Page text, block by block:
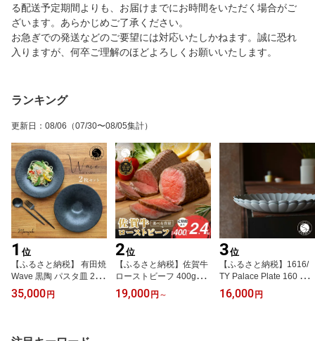
る配送予定期間よりも、お届けまでにお時間をいただく場合がご
ざいます。あらかじめご了承ください。
お急ぎでの発送などのご要望には対応いたしかねます。誠に恐れ
入りますが、何卒ご理解のほどよろしくお願いいたします。
ランキング
更新日 ： 08/06 （07/30〜08/05集計）
1 位
【ふるさと納税】 有田焼
Wave 黒陶 パスタ皿 2枚
セット まるふく【金善
窯】 有田焼 食器 パスタ
な皿 マット仕上げ aq03
35,000 円
2位
【ふるさと納税】佐賀牛
ローストビーフ 400g（2
個入）定期便も選べる
【累計2.2万本突破！】
19,000 円 ～
3位
【ふるさと納税】1616/
TY Palace Plate 160 2枚
セット 有田焼 器 食器 皿
プレート eb004
16,000 円